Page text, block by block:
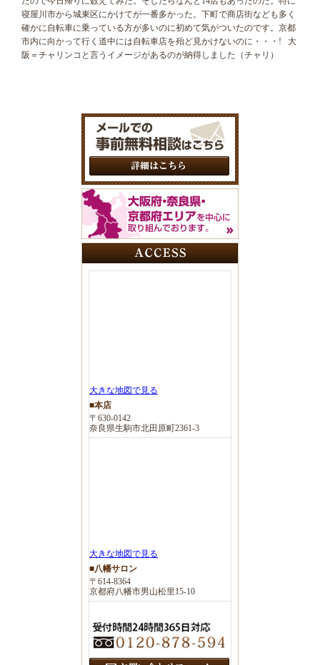
寝屋川市から城東区にかけてが一番多かった。下町で商店街なども多く
確かに自転車に乗っている方が多いのに初めて気がついたのです。京都
市内に向かって行く道中には自転車店を殆ど見かけないのに・・・! 大
阪＝チャリンコと言うイメージがあるのが納得しました（チャリ）
大きな地図で見る
■本店
〒630-0142
奈良県生駒市北田原町2361-3
大きな地図で見る
■八幡サロン
〒614-8364
京都府八幡市男山松里15-10